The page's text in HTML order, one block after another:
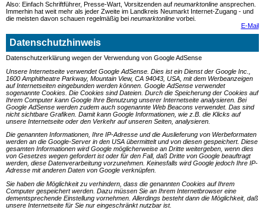
Also: Einfach Schriftführer, Presse-Wart, Vorsitzenden auf neumarktonline ansprechen.
Immerhin hat weit mehr als jeder Zweite im Landkreis Neumarkt Internet-Zugang - und
die meisten davon schauen regelmäßig bei neumarktonline vorbei.
E-Mail
Datenschutzhinweis
Datenschutzerklärung wegen der Verwendung von Google AdSense
Unsere Internetseite verwendet Google AdSense. Dies ist ein Dienst der Google Inc.,
1600 Amphitheatre Parkway, Mountain View, CA 94043, USA, mit dem Werbeanzeigen
auf Internetseiten eingebunden werden können. Google AdSense verwendet
sogenannte Cookies. Die Cookies sind Dateien. Durch die Speicherung der Cookies auf
Ihrem Computer kann Google Ihre Benutzung unserer Internetseite analysieren. Bei
Google AdSense werden zudem auch sogenannte Web Beacons verwendet. Das sind
nicht sichtbare Grafiken. Damit kann Google Informationen, wie z.B. die Klicks auf
unsere Internetseite oder den Verkehr auf unseren Seiten, analysieren.
Die genannten Informationen, Ihre IP-Adresse und die Auslieferung von Werbeformaten
werden an die Google-Server in den USA übermittelt und von diesen gespeichert. Diese
gesamten Informationen wird Google möglicherweise an Dritte weitergeben, wenn dies
von Gesetzes wegen gefordert ist oder für den Fall, daß Dritte von Google beauftragt
werden, diese Datenverarbeitung vorzunehmen. Keinesfalls wird Google jedoch Ihre IP-
Adresse mit anderen Daten von Google verknüpfen.
Sie haben die Möglichkeit zu verhindern, dass die genannten Cookies auf Ihrem
Computer gespeichert werden. Dazu müssen Sie an Ihrem Internetbrowser eine
dementsprechende Einstellung vornehmen. Allerdings besteht dann die Möglichkeit, daß
unsere Internetseite für Sie nur eingeschränkt nutzbar ist.